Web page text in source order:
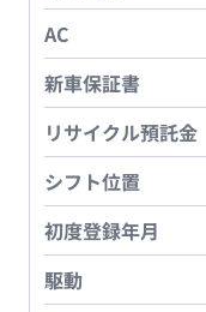
AC
新車保証書
リサイクル預託金
シフト位置
初度登録年月
駆動